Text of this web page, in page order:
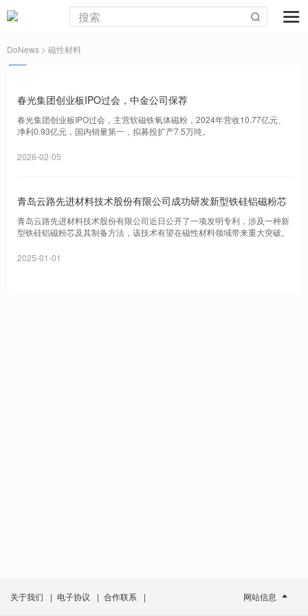
DoNews > 磁性材料
春光集团创业板IPO过会，中金公司保荐
春光集团创业板IPO过会，主营软磁铁氧体磁粉，2024年营收10.77亿元、
净利0.93亿元，国内销量第一，拟募投扩产7.5万吨。
2026-02-05
青岛云路先进材料技术股份有限公司成功研发新型铁硅铝磁粉芯
青岛云路先进材料技术股份有限公司近日公开了一项发明专利，涉及一种新
型铁硅铝磁粉芯及其制备方法，该技术有望在磁性材料领域带来重大突破。
2025-01-01
关于我们 | 电子协议 | 合作联系 | 网站信息